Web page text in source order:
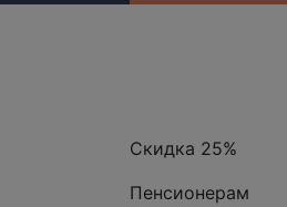
Скидка 25%
Пенсионерам